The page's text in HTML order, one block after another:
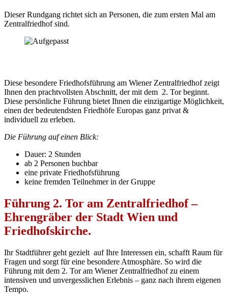
Dieser Rundgang richtet sich an Personen, die zum ersten Mal am
Zentralfriedhof sind.
Diese besondere Friedhofsführung am Wiener Zentralfriedhof zeigt
Ihnen den prachtvollsten Abschnitt, der mit dem 2. Tor beginnt.
Diese persönliche Führung bietet Ihnen die einzigartige Möglichkeit,
einen der bedeutendsten Friedhöfe Europas ganz privat &
individuell zu erleben.
Die Führung auf einen Blick:
Dauer: 2 Stunden
ab 2 Personen buchbar
eine private Friedhofsführung
keine fremden Teilnehmer in der Gruppe
Führung 2. Tor am Zentralfriedhof –
Ehrengräber der Stadt Wien und
Friedhofskirche.
Ihr Stadtführer geht gezielt auf Ihre Interessen ein, schafft Raum für
Fragen und sorgt für eine besondere Atmosphäre. So wird die
Führung mit dem 2. Tor am Wiener Zentralfriedhof zu einem
intensiven und unvergesslichen Erlebnis – ganz nach ihrem eigenen
Tempo.